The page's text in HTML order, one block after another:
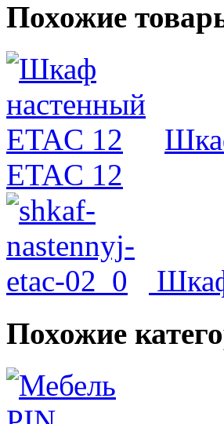
Похожие
ETAC 12
Похожие